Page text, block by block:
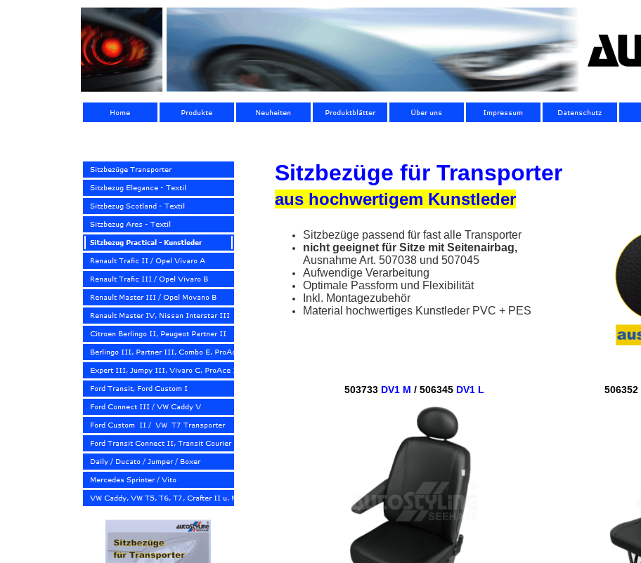
Sitzbezüge für Transporter
aus hochwertigem Kunstleder
Sitzbezüge passend für fast alle Transporter
nicht geeignet für Sitze mit Seitenairbag,
Ausnahme Art. 507038 und 507045
Aufwendige Verarbeitung
Optimale Passform und Flexibilität
Inkl. Montagezubehör
Material hochwertiges Kunstleder PVC + PES
503733 DV1 M / 506345DV1 L 506352